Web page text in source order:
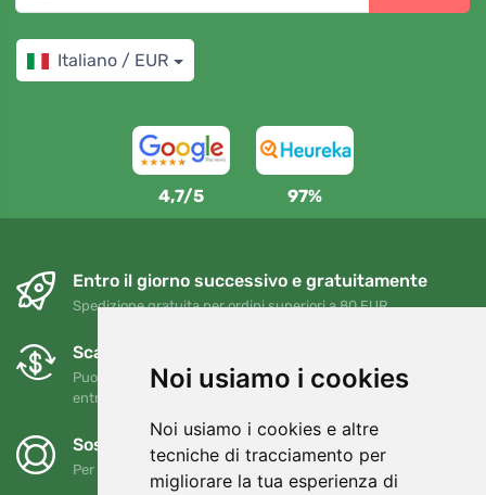
Noi usiamo i cookies
Noi usiamo i cookies e altre
tecniche di tracciamento per
migliorare la tua esperienza di
Italiano / EUR
4,7/5 97%
Entro il giorno successivo e gratuitamente
Spedizione gratuita per ordini superiori a 80 EUR
Scambi e resi gratuiti
Puoi restituire o cambiare il tuo ordine in qualsiasi momento
entro 90 giorni
Sosteniamo Trees.org
Per ogni ordine piantiamo un albero! Leggi di più